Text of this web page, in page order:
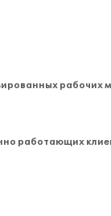
рабочих
работающих